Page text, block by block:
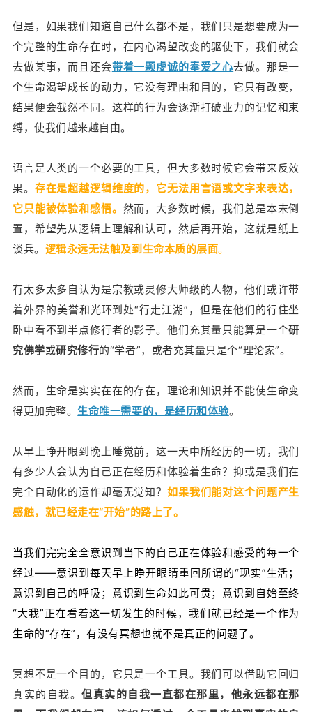
但是，如果我们知道自己什么都不是，我们只是想要成为一
个完整的生命存在时，在内心渴望改变的驱使下，我们就会
去做某事，而且还会带着一颗虔诚的奉爱之心去做。那是一
个生命渴望成长的动力，它没有理由和目的，它只有改变，
结果便会截然不同。这样的行为会逐渐打破业力的记忆和束
缚，使我们越来越自由。
语言是人类的一个必要的工具，但大多数时候它会带来反效
果。 存在是超越逻辑维度的，它无法用言语或文字来表达，
它只能被体验和感悟。 然而，大多数时候，我们总是本末倒
置，希望先从逻辑上理解和认可，然后再开始，这就是纸上
谈兵。 逻辑永远无法触及到生命本质的层面。
有太多太多自认为是宗教或灵修大师级的人物，他们或许带
着外界的美誉和光环到处“行走江湖”，但是在他们的行住坐
卧中看不到半点修行者的影子。他们充其量只能算是一个研
究佛学或研究修行的“学者”，或者充其量只是个“理论家”。
然而，生命是实实在在的存在，理论和知识并不能使生命变
得更加完整。生命唯一需要的，是经历和体验。
从早上睁开眼到晚上睡觉前，这一天中所经历的一切，我们
有多少人会认为自己正在经历和体验着生命？抑或是我们在
完全自动化的运作却毫无觉知？如果我们能对这个问题产生
感触，就已经走在“开始”的路上了。
当我们完完全全意识到当下的自己正在体验和感受的每一个
经过——意识到每天早上睁开眼睛重回所谓的“现实”生活；
意识到自己的呼吸；意识到生命如此可贵；意识到自始至终
“大我”正在看着这一切发生的时候，我们就已经是一个作为
生命的“存在”，有没有冥想也就不是真正的问题了。
冥想不是一个目的，它只是一个工具。我们可以借助它回归
真实的自我。但真实的自我一直都在那里，他永远都在那